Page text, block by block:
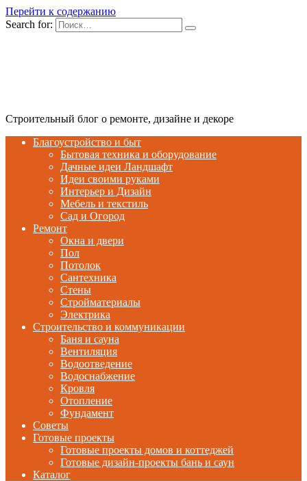
Перейти к содержанию
Search for:
Строительный блог о ремонте, дизайне и декоре
Благоустройство и быт
Бытовая техника и оборудование
Дачные идеи Ландшафт
Идеи своими руками
Интерьер и Дизайн
Мебель и текстиль
Сад и Огород
Ремонт
Окна и двери
Пол
Потолок
Сантехника
Стены
Стройматериалы
Электрика
Строительство и коммуникации
Баня и сауна
Вентиляция
Водоотведение
Водоснабжение
Кровля
Отопление
Фундамент
Советы
Готовые проекты
Готовые проекты домов и коттеджей
Готовые дизайн-проекты бань и саун
Каталог